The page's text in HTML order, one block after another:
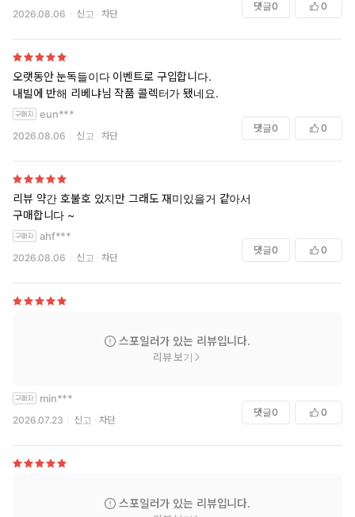
2026.08.06 신고 차단
댓글0 0
오랫동안 눈독들이다 이벤트로 구입합니다.
내빌에 반해 리베냐님 작품 콜렉터가 됐네요.
eun***
2026.08.06 신고 차단
댓글0 0
리뷰 약간 호불호 있지만 그래도 재미있을거 같아서
구매합니다 ~
ahf***
2026.08.06 신고 차단
댓글0 0
스포일러가 있는 리뷰입니다.
리뷰 보기
min***
2026.07.23 신고 차단
댓글0 0
스포일러가 있는 리뷰입니다.